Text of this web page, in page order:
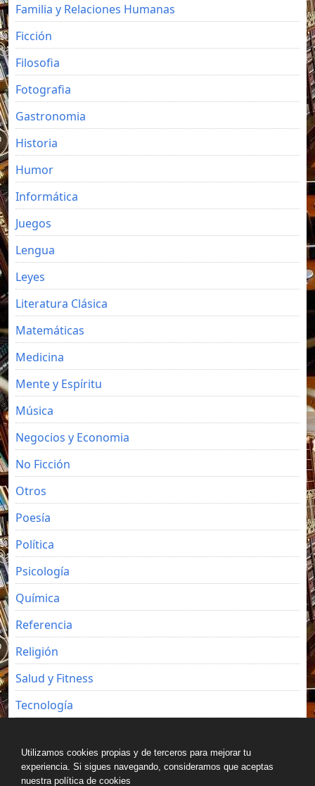
Familia y Relaciones Humanas
Ficción
Filosofia
Fotografia
Gastronomia
Historia
Humor
Informática
Juegos
Lengua
Leyes
Literatura Clásica
Matemáticas
Medicina
Mente y Espíritu
Música
Negocios y Economia
No Ficción
Otros
Poesía
Política
Psicología
Química
Referencia
Religión
Salud y Fitness
Tecnología
Utilizamos cookies propias y de terceros para mejorar tu
experiencia. Si sigues navegando, consideramos que aceptas
nuestra política de cookies